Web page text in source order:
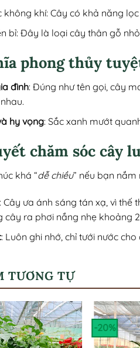
không khí: Cây có khả năng
bỉ: Đây là loại cây thân gỗ
phong thủy
đình: Đúng như tên gọi, cây
hy vọng: Sắc xanh mướt
chăm sóc cây
khá “dễ chiều” nếu bạn nắm
Cây ưa ánh sáng tán xạ, vì thế
cây ra phơi nắng nhẹ khoảng
: Luôn ghi nhớ, chỉ tưới nước
TƯƠNG TỰ
-20%